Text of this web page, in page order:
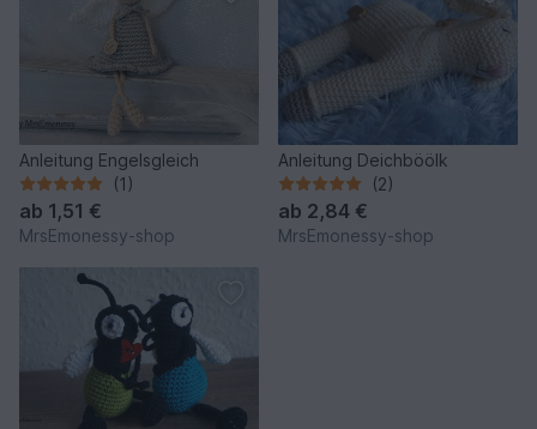
Anleitung Engelsgleich
(1)
ab 1,51 €
MrsEmonessy-shop
Anleitung Deichböölk
(2)
ab 2,84 €
MrsEmonessy-shop